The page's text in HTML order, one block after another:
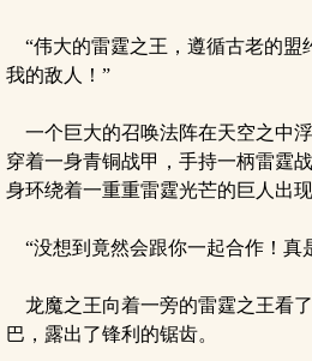
“伟大的雷霆之王，遵循古老的盟
我的敌人！”
一个巨大的召唤法阵在天空之中
穿着一身青铜战甲，手持一柄雷霆
身环绕着一重重雷霆光芒的巨人出
“没想到竟然会跟你一起合作！真
龙魔之王向着一旁的雷霆之王看
巴，露出了锋利的锯齿。